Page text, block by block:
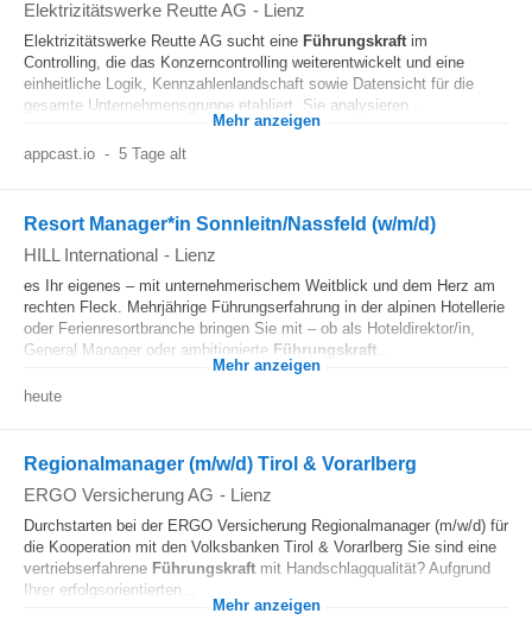
Elektrizitätswerke Reutte AG - Lienz
Elektrizitätswerke Reutte AG sucht eine Führungskraftim
Controlling, die das Konzerncontrolling weiterentwickelt und eine
einheitliche Logik, Kennzahlenlandschaft sowie Datensicht für die
gesamte Unternehmensgruppe etabliert. Sie analysieren...
Mehr anzeigen
appcast.io - 5 Tage alt
Resort Manager*in Sonnleitn/Nassfeld (w/m/d)
HILL International - Lienz
es Ihr eigenes – mit unternehmerischem Weitblick und dem Herz am
rechten Fleck. Mehrjährige Führungserfahrung in der alpinen Hotellerie
oder Ferienresortbranche bringen Sie mit – ob als Hoteldirektor/in,
General Manager oder ambitionierte Führungskraft
Mehr anzeigen
heute
Regionalmanager (m/w/d) Tirol & Vorarlberg
ERGO Versicherung AG - Lienz
Durchstarten bei der ERGO Versicherung Regionalmanager (m/w/d) für
die Kooperation mit den Volksbanken Tirol & Vorarlberg Sie sind eine
vertriebserfahrene Führungskraft mit Handschlagqualität? Aufgrund
Ihrer erfolgsorientierten...
Mehr anzeigen